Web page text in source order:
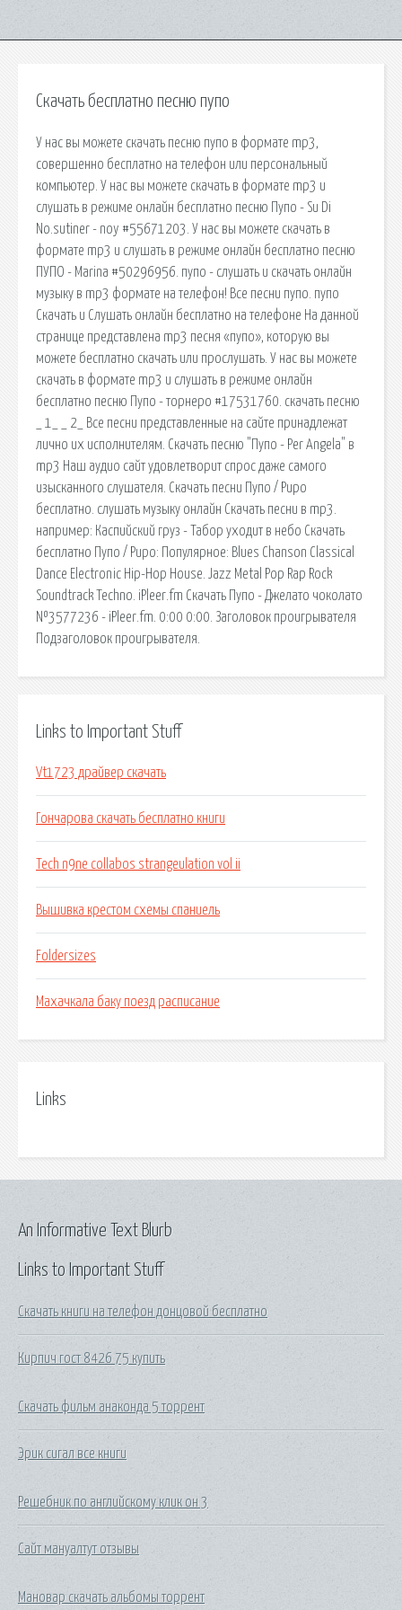
Скачать бесплатно песню пупо
У нас вы можете скачать песню пупо в формате mp3,
совершенно бесплатно на телефон или персональный
компьютер. У нас вы можете скачать в формате mp3 и
слушать в режиме онлайн бесплатно песню Пупо - Su Di
No.sutiner - noy #55671203. У нас вы можете скачать в
формате mp3 и слушать в режиме онлайн бесплатно песню
ПУПО - Marina #50296956. пупо - слушать и скачать онлайн
музыку в mp3 формате на телефон! Все песни пупо. пупо
Скачать и Слушать онлайн бесплатно на телефоне На данной
странице представлена mp3 песня «пупо», которую вы
можете бесплатно скачать или прослушать. У нас вы можете
скачать в формате mp3 и слушать в режиме онлайн
бесплатно песню Пупо - торнеро #17531760. скачать песню
_ 1_ _ 2_ Все песни представленные на сайте принадлежат
лично их исполнителям. Скачать песню "Пупо - Per Angela" в
mp3 Наш аудио сайт удовлетворит спрос даже самого
изысканного слушателя. Скачать песни Пупо / Pupo
бесплатно. слушать музыку онлайн Скачать песни в mp3.
например: Каспийский груз - Табор уходит в небо Скачать
бесплатно Пупо / Pupo: Популярное: Blues Chanson Classical
Dance Electronic Hip-Hop House. Jazz Metal Pop Rap Rock
Soundtrack Techno. iPleer.fm Скачать Пупо - Джелато чоколато
№3577236 - iPleer.fm. 0:00 0:00. Заголовок проигрывателя
Подзаголовок проигрывателя.
Links to Important Stuff
Vt1723 драйвер скачать
Гончарова скачать бесплатно книги
Tech n9ne collabos strangeulation vol ii
Вышивка крестом схемы спаниель
Foldersizes
Махачкала баку поезд расписание
Links
Links to Important Stuff
Скачать книги на телефон донцовой бесплатно
Кирпич гост 8426 75 купить
Скачать фильм анаконда 5 торрент
Эрик сигал все книги
Решебник по английскому клик он 3
Сайт мануалтут отзывы
Мановар скачать альбомы торрент
An Informative Text Blurb